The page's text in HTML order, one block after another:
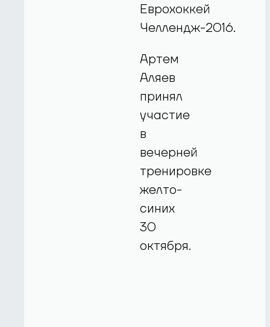
Еврохоккей
Челлендж-2016.
Артем
Аляев
принял
участие
в
вечерней
тренировке
желто-
синих
30
октября.